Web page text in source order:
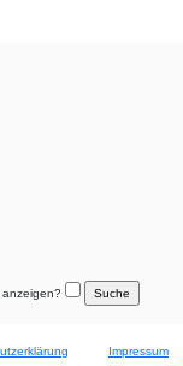
Impressum